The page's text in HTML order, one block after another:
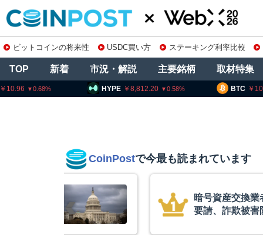
ビットコインの将来性 USDC買い方 ステーキング利率比較
TOP 新着 市況・解説 主要銘柄 取材特集
BTC 10,193,120 0.6
HYPE 8,812.20 0.58
CoinPostで今最も読まれています
者に出庫制限強化を
防止へ 金融庁と警
ビッ
XRP